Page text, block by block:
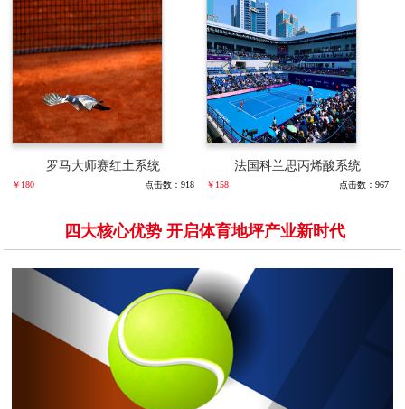
罗马大师赛红土系统
￥180 点击数：918
法国科兰思丙烯酸系统
￥158 点击数：967
四大核心优势 开启体育地坪产业新时代